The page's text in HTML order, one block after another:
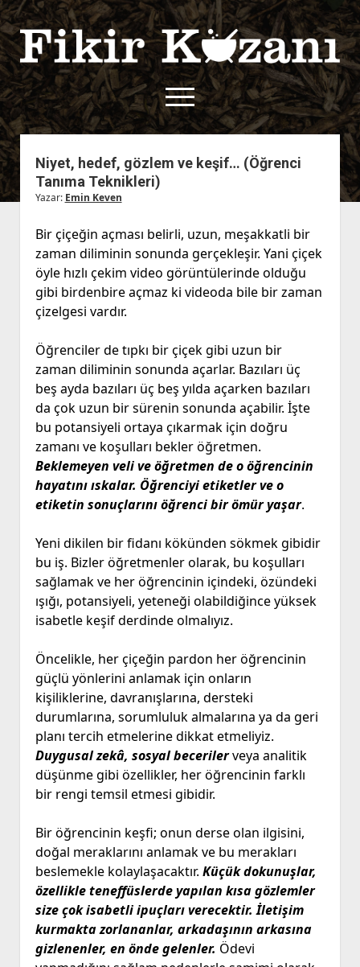
Fikir
Kazanı
menüyü
aç
twitterfacebook
rss
Hakkımızda
Gizlilik Politikası
Çerez Politikası
İletişim
Başvuru
Niyet, hedef, gözlem ve keşif… (Öğrenci
Tanıma Teknikleri)
Yazar: Emin Keven
Bir çiçeğin açması belirli, uzun, meşakkatli bir
zaman diliminin sonunda gerçekleşir. Yani çiçek
öyle hızlı çekim video görüntülerinde olduğu
gibi birdenbire açmaz ki videoda bile bir zaman
çizelgesi vardır.
Öğrenciler de tıpkı bir çiçek gibi uzun bir
zaman diliminin sonunda açarlar. Bazıları üç
beş ayda bazıları üç beş yılda açarken bazıları
da çok uzun bir sürenin sonunda açabilir. İşte
bu potansiyeli ortaya çıkarmak için doğru
zamanı ve koşulları bekler öğretmen.
Beklemeyen veli ve öğretmen de o öğrencinin
hayatını ıskalar. Öğrenciyi etiketler ve o
etiketin sonuçlarını öğrenci bir ömür yaşar.
Yeni dikilen bir fidanı kökünden sökmek gibidir
bu iş. Bizler öğretmenler olarak, bu koşulları
sağlamak ve her öğrencinin içindeki, özündeki
ışığı, potansiyeli, yeteneği olabildiğince yüksek
isabetle keşif derdinde olmalıyız.
Öncelikle, her çiçeğin pardon her öğrencinin
güçlü yönlerini anlamak için onların
kişiliklerine, davranışlarına, dersteki
durumlarına, sorumluluk almalarına ya da geri
planı tercih etmelerine dikkat etmeliyiz.
Duygusal zekâ, sosyal becerilerveya analitik
düşünme gibi özellikler, her öğrencinin farklı
bir rengi temsil etmesi gibidir.
Bir öğrencinin keşfi; onun derse olan ilgisini,
doğal meraklarını anlamak ve bu merakları
beslemekle kolaylaşacaktır. Küçük dokunuşlar,
özellikle teneffüslerde yapılan kısa gözlemler
size çok isabetli ipuçları verecektir. İletişim
kurmakta zorlananlar, arkadaşının arkasına
gizlenenler, en önde gelenler. Ödevi